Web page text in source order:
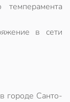
в сети
городе Санто-